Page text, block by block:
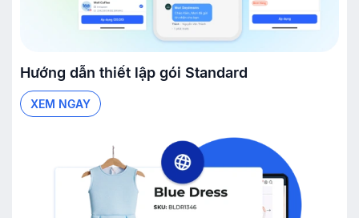
Hướng dẫn thiết lập gói Standard
XEM NGAY